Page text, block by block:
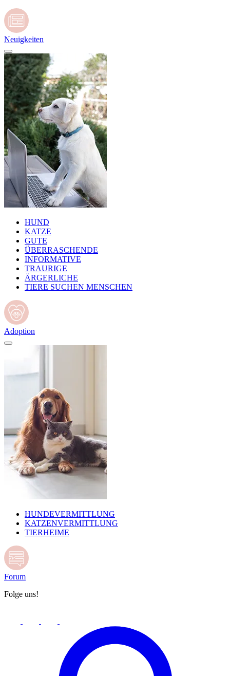
Neuigkeiten
HUND
KATZE
GUTE
ÜBERRASCHENDE
INFORMATIVE
TRAURIGE
ÄRGERLICHE
TIERE SUCHEN MENSCHEN
Adoption
HUNDEVERMITTLUNG
KATZENVERMITTLUNG
TIERHEIME
Forum
Folge uns!